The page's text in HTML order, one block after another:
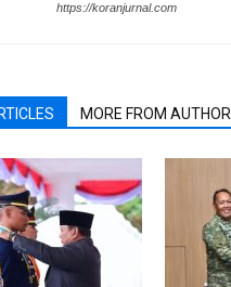
https://koranjurnal.com
MORE FROM AUTHOR